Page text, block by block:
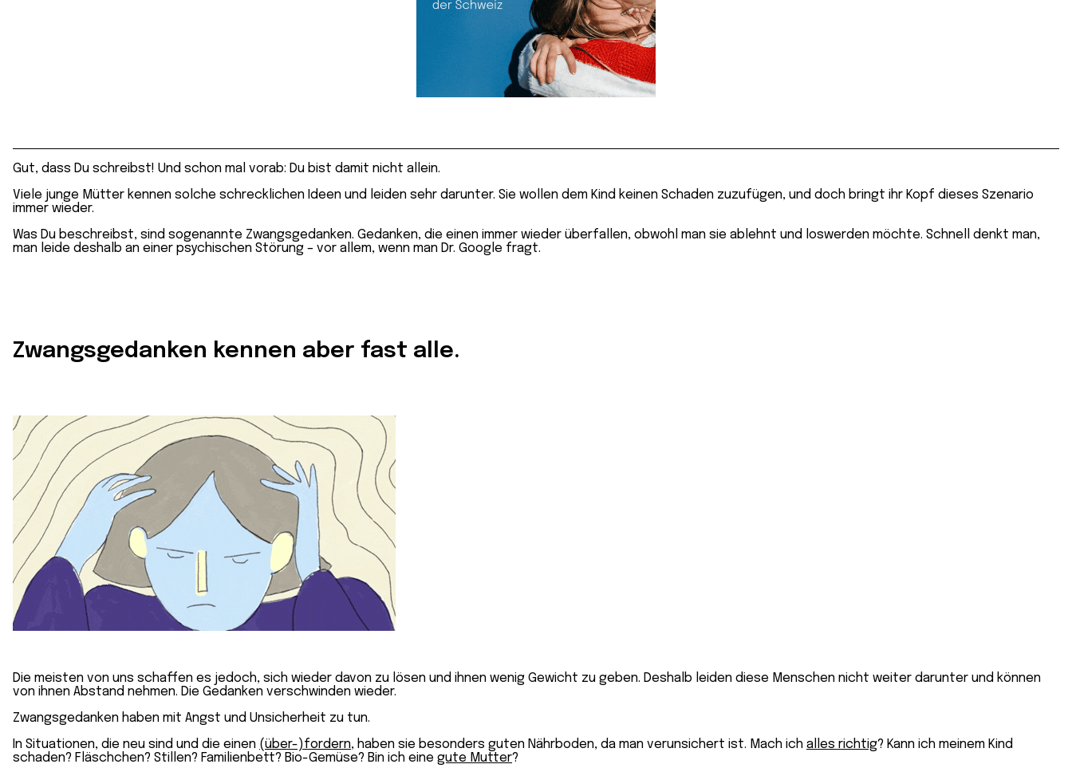
Gut, dass Du schreibst! Und schon mal vorab: Du bist damit nicht allein.
Viele junge Mütter kennen solche schrecklichen Ideen und leiden sehr darunter. Sie wollen dem Kind keinen Schaden zuzufügen, und doch bringt ihr Kopf dieses Szenario
immer wieder.
Was Du beschreibst, sind sogenannte Zwangsgedanken. Gedanken, die einen immer wieder überfallen, obwohl man sie ablehnt und loswerden möchte. Schnell denkt man,
man leide deshalb an einer psychischen Störung – vor allem, wenn man Dr. Google fragt.
Zwangsgedanken kennen aber fast alle.
Die meisten von uns schaffen es jedoch, sich wieder davon zu lösen und ihnen wenig Gewicht zu geben. Deshalb leiden diese Menschen nicht weiter darunter und können
von ihnen Abstand nehmen. Die Gedanken verschwinden wieder.
Zwangsgedanken haben mit Angst und Unsicherheit zu tun.
In Situationen, die neu sind und die einen (über-)fordern, haben sie besonders guten Nährboden, da man verunsichert ist. Mach ich alles richtig? Kann ich meinem Kind
schaden? Fläschchen? Stillen? Familienbett? Bio-Gemüse? Bin ich eine gute Mutter?